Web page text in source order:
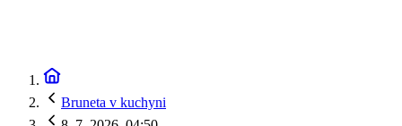
Bruneta v kuchyni